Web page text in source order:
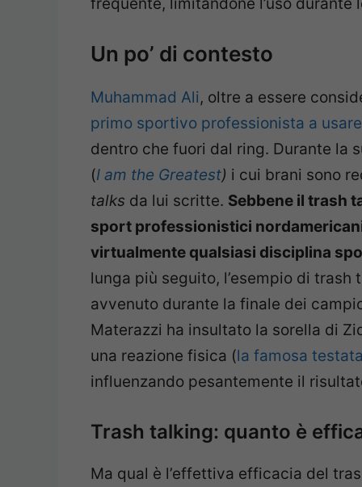
Un po’ di contesto
Muhammad Ali, oltre a essere
primo sportivo professionista a
dentro che fuori dal ring. Durante la
(I am the Greatest) i cui brani sono
talks da lui scritte. Sebbene il trash
sport professionistici
virtualmente qualsiasi disciplina
lunga più seguito, l’esempio di
avvenuto durante la finale dei
Materazzi ha insultato la sorella di
una reazione fisica (la famosa testata
influenzando pesantemente il
Trash talking: quanto è
Ma qual è l’effettiva efficacia del